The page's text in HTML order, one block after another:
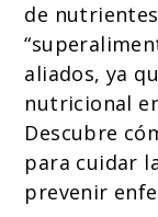
de
aliados, ya
nutricional
Descubre
para cuidar
prevenir